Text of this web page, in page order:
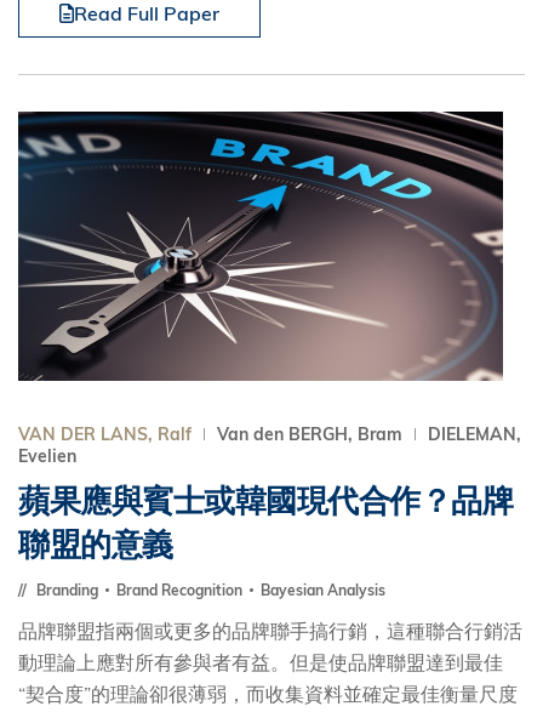
Read Full Paper
VAN DER LANS, Ralf Van den BERGH, Bram
DIELEMAN,
Evelien
蘋果應與賓士或韓國現代合作？品牌
聯盟的意義
Branding Brand Recognition Bayesian Analysis
品牌聯盟指兩個或更多的品牌聯手搞行銷，這種聯合行銷活
動理論上應對所有參與者有益。但是使品牌聯盟達到最佳
“契合度”的理論卻很薄弱，而收集資料並確定最佳衡量尺度